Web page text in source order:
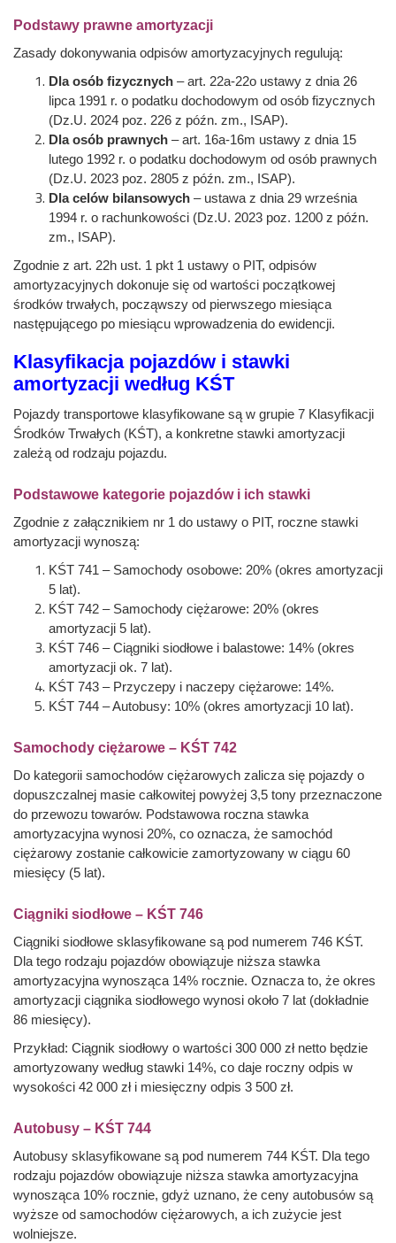
Podstawy prawne amortyzacji
Zasady dokonywania odpisów amortyzacyjnych regulują:
Dla osób fizycznych – art. 22a-22o ustawy z dnia 26
lipca 1991 r. o podatku dochodowym od osób fizycznych
(Dz.U. 2024 poz. 226 z późn. zm., ISAP).
Dla osób prawnych – art. 16a-16m ustawy z dnia 15
lutego 1992 r. o podatku dochodowym od osób prawnych
(Dz.U. 2023 poz. 2805 z późn. zm., ISAP).
Dla celów bilansowych – ustawa z dnia 29 września
1994 r. o rachunkowości (Dz.U. 2023 poz. 1200 z późn.
zm., ISAP).
Zgodnie z art. 22h ust. 1 pkt 1 ustawy o PIT, odpisów
amortyzacyjnych dokonuje się od wartości początkowej
środków trwałych, począwszy od pierwszego miesiąca
następującego po miesiącu wprowadzenia do ewidencji.
Klasyfikacja pojazdów i stawki
amortyzacji według KŚT
Pojazdy transportowe klasyfikowane są w grupie 7 Klasyfikacji
Środków Trwałych (KŚT), a konkretne stawki amortyzacji
zależą od rodzaju pojazdu.
Podstawowe kategorie pojazdów i ich stawki
Zgodnie z załącznikiem nr 1 do ustawy o PIT, roczne stawki
amortyzacji wynoszą:
KŚT 741 – Samochody osobowe: 20% (okres amortyzacji
5 lat).
KŚT 742 – Samochody ciężarowe: 20% (okres
amortyzacji 5 lat).
KŚT 746 – Ciągniki siodłowe i balastowe: 14% (okres
amortyzacji ok. 7 lat).
KŚT 743 – Przyczepy i naczepy ciężarowe: 14%.
KŚT 744 – Autobusy: 10% (okres amortyzacji 10 lat).
Samochody ciężarowe – KŚT 742
Do kategorii samochodów ciężarowych zalicza się pojazdy o
dopuszczalnej masie całkowitej powyżej 3,5 tony przeznaczone
do przewozu towarów. Podstawowa roczna stawka
amortyzacyjna wynosi 20%, co oznacza, że samochód
ciężarowy zostanie całkowicie zamortyzowany w ciągu 60
miesięcy (5 lat).
Ciągniki siodłowe – KŚT 746
Ciągniki siodłowe sklasyfikowane są pod numerem 746 KŚT.
Dla tego rodzaju pojazdów obowiązuje niższa stawka
amortyzacyjna wynosząca 14% rocznie. Oznacza to, że okres
amortyzacji ciągnika siodłowego wynosi około 7 lat (dokładnie
86 miesięcy).
Przykład: Ciągnik siodłowy o wartości 300 000 zł netto będzie
amortyzowany według stawki 14%, co daje roczny odpis w
wysokości 42 000 zł i miesięczny odpis 3 500 zł.
Autobusy – KŚT 744
Autobusy sklasyfikowane są pod numerem 744 KŚT. Dla tego
rodzaju pojazdów obowiązuje niższa stawka amortyzacyjna
wynosząca 10% rocznie, gdyż uznano, że ceny autobusów są
wyższe od samochodów ciężarowych, a ich zużycie jest
wolniejsze.